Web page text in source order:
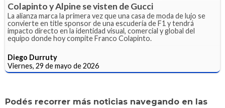
Colapinto y Alpine se visten de Gucci
La alianza marca la primera vez que una casa de moda de lujo se
convierte en title sponsor de una escudería de F1 y tendrá
impacto directo en la identidad visual, comercial y global del
equipo donde hoy compite Franco Colapinto.
Diego Durruty
Viernes, 29 de mayo de 2026
Podés recorrer más noticias navegando en las